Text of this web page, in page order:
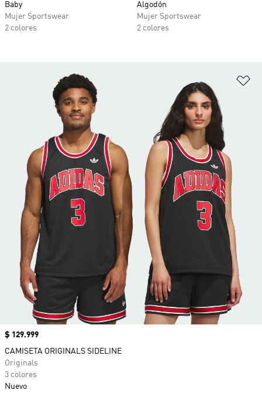
Baby
Mujer Sportswear
2 colores
Algodón
Mujer Sportswear
2 colores
Precio
$ 129.999
CAMISETA ORIGINALS SIDELINE
Originals
3 colores
Nuevo